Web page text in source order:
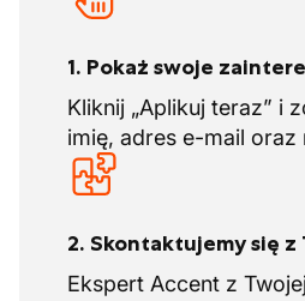
1. Pokaż swoje
Kliknij „Aplikuj teraz” i
imię, adres e-mail oraz
2. Skontaktujemy się z
Ekspert Accent z